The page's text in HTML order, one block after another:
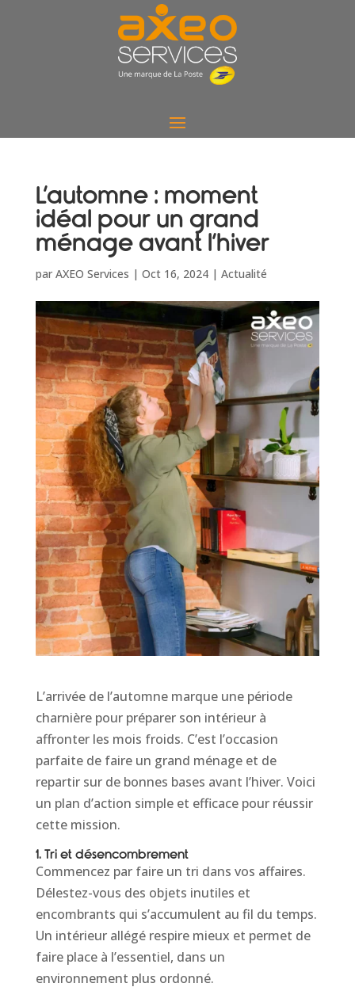
L’automne : moment
idéal pour un grand
ménage avant l’hiver
par AXEO Services | Oct 16, 2024| Actualité
L’arrivée de l’automne marque une période
charnière pour préparer son intérieur à
affronter les mois froids. C’est l’occasion
parfaite de faire un grand ménage et de
repartir sur de bonnes bases avant l’hiver. Voici
un plan d’action simple et efficace pour réussir
cette mission.
1. Tri et désencombrement
Commencez par faire un tri dans vos affaires.
Délestez-vous des objets inutiles et
encombrants qui s’accumulent au fil du temps.
Un intérieur allégé respire mieux et permet de
faire place à l’essentiel, dans un
environnement plus ordonné.